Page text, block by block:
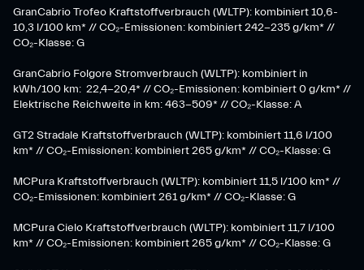
GranCabrio Trofeo Kraftstoffverbrauch (WLTP): kombiniert 10,6-
10,3 l/100 km* // CO₂-Emissionen: kombiniert 242-235 g/km* //
CO₂-Klasse: G
GranCabrio Folgore Stromverbrauch (WLTP): kombiniert in
kWh/100 km: 22,4-20,4* // CO₂-Emissionen: kombiniert 0 g/km* //
Elektrische Reichweite in km: 463-509* // CO₂-Klasse: A
GT2 Stradale Kraftstoffverbrauch (WLTP): kombiniert 11,6 l/100
km* // CO₂-Emissionen: kombiniert 265 g/km* // CO₂-Klasse: G
MCPura Kraftstoffverbrauch (WLTP): kombiniert 11,5 l/100 km* //
CO₂-Emissionen: kombiniert 261 g/km* // CO₂-Klasse: G
MCPura Cielo Kraftstoffverbrauch (WLTP): kombiniert 11,7 l/100
km* // CO₂-Emissionen: kombiniert 265 g/km* // CO₂-Klasse: G